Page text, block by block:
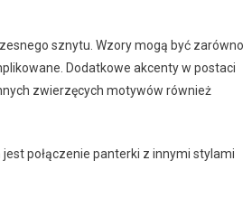
sznytu. Wzory mogą być zarówno
Dodatkowe akcenty w postaci
zwierzęcych motywów również
jest połączenie panterki z innymi stylami